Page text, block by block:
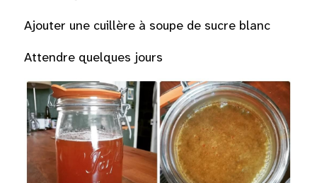
Ajouter une cuillère à soupe de sucre blanc
Attendre quelques jours